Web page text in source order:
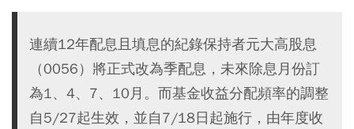
連續12年配息且填息的紀錄保持者元大高股息
（0056）將正式改為季配息，未來除息月份訂
為1、4、7、10月。而基金收益分配頻率的調整
自5/27起生效，並自7/18日起施行，由年度收